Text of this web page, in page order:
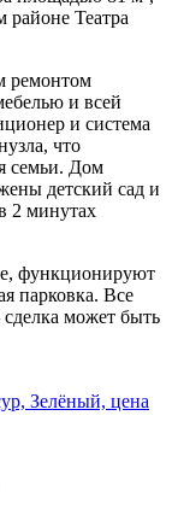
районе Театра
ремонтом
и всей
и система
что
семьи. Дом
детский сад и
2 минутах
функционируют
парковка. Все
может быть